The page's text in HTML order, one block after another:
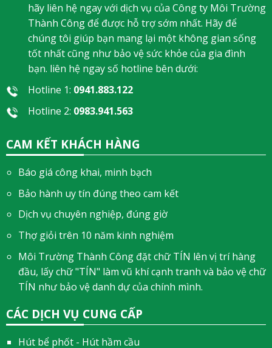
hãy liên hệ ngay với dịch vụ của Công ty Môi Trường
Thành Công để được hỗ trợ sớm nhất. Hãy để
chúng tôi giúp bạn mang lại một không gian sống
tốt nhất cũng như bảo vệ sức khỏe của gia đình
bạn. liên hệ ngay số hotline bên dưới:
Hotline 1: 0941.883.122
Hotline 2: 0983.941.563
CAM KẾT KHÁCH HÀNG
Báo giá công khai, minh bạch
Bảo hành uy tín đúng theo cam kết
Dịch vụ chuyên nghiệp, đúng giờ
Thợ giỏi trên 10 năm kinh nghiệm
Môi Trường Thành Công đặt chữ TÍN lên vị trí hàng
đầu, lấy chữ "TÍN" làm vũ khí cạnh tranh và bảo vệ chữ
TÍN như bảo vệ danh dự của chính mình.
CÁC DỊCH VỤ CUNG CẤP
Hút bể phốt - Hút hầm cầu